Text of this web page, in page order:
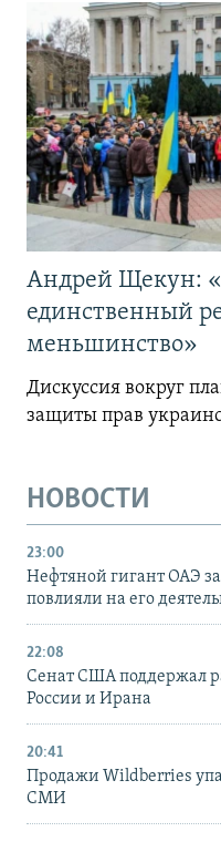
Андрей Щекун:
единственный
меньшинство»
Дискуссия вокруг
защиты прав
НОВОСТИ
23:00
Нефтяной гигант ОАЭ
повлияли на его
22:08
Сенат США поддержал
России и Ирана
20:41
Продажи Wildberries
СМИ